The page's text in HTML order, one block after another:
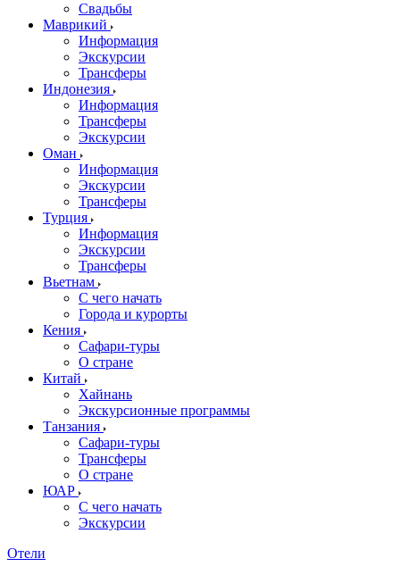
Свадьбы
Маврикий
Информация
Экскурсии
Трансферы
Индонезия
Информация
Трансферы
Экскурсии
Оман
Информация
Экскурсии
Трансферы
Турция
Информация
Экскурсии
Трансферы
Вьетнам
С чего начать
Города и курорты
Кения
Сафари-туры
О стране
Китай
Хайнань
Экскурсионные программы
Танзания
Сафари-туры
Трансферы
О стране
ЮАР
С чего начать
Экскурсии
Отели